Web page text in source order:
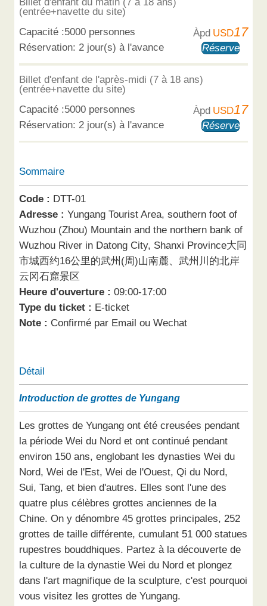
(entrée+navette du site)
Capacité :5000 personnes
Réservation: 2 jour(s) à l'avance
Àpd USD17
Réserver
Billet d'enfant de l'après-midi (7 à 18 ans)
(entrée+navette du site)
Capacité :5000 personnes
Réservation: 2 jour(s) à l'avance
Àpd USD17
Réserver
Sommaire
Code : DTT-01
Adresse : Yungang Tourist Area, southern foot of
Wuzhou (Zhou) Mountain and the northern bank of
Wuzhou River in Datong City, Shanxi Province大同
市城西约16公里的武州(周)山南麓、武州川的北岸
云冈石窟景区
Heure d'ouverture : 09:00-17:00
Type du ticket : E-ticket
Note : Confirmé par Email ou Wechat
Détail
Introduction de grottes de Yungang
Les grottes de Yungang ont été creusées pendant
la période Wei du Nord et ont continué pendant
environ 150 ans, englobant les dynasties Wei du
Nord, Wei de l'Est, Wei de l'Ouest, Qi du Nord,
Sui, Tang, et bien d'autres. Elles sont l'une des
quatre plus célèbres grottes anciennes de la
Chine. On y dénombre 45 grottes principales, 252
grottes de taille différente, cumulant 51 000 statues
rupestres bouddhiques. Partez à la découverte de
la culture de la dynastie Wei du Nord et plongez
dans l'art magnifique de la sculpture, c'est pourquoi
vous visitez les grottes de Yungang.